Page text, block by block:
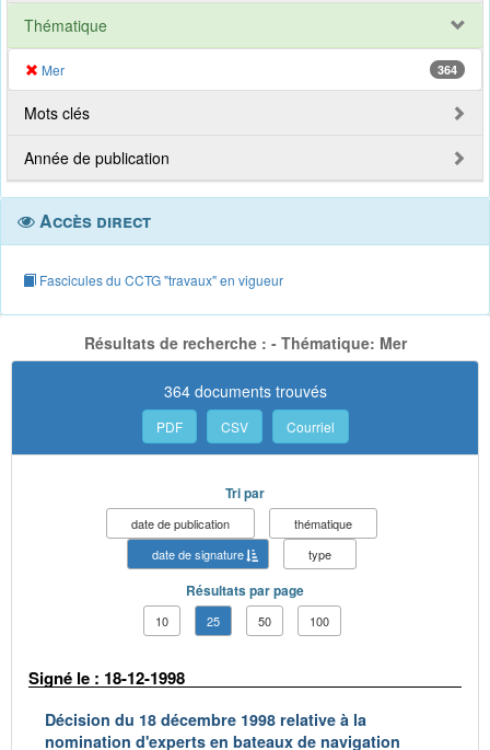
Thématique
Mer 364
Mots clés
Année de publication
Accès direct
Fascicules du CCTG "travaux" en vigueur
Résultats de recherche : - Thématique: Mer
364 documents trouvés
PDF CSV Courriel
Tri par
date de publication
thématique
date de signature
type
Résultats par page
10 25 50 100
Signé le : 18-12-1998
Décision du 18 décembre 1998 relative à la
nomination d'experts en bateaux de navigation